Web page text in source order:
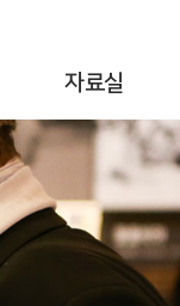
자료실
이용안내
소장자료검색
발간도서